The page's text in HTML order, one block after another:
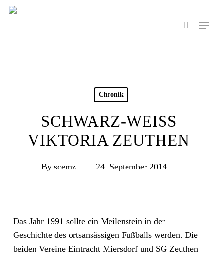
Skip
search
Menu
Chronik
SCHWARZ-WEISS V
IKTORIA ZEUTHEN
By scemz 24. September 2014
Das Jahr 1991 sollte ein Meilenstein in der
Geschichte des ortsansässigen Fußballs werden. Die
beiden Vereine Eintracht Miersdorf und SG Zeuthen